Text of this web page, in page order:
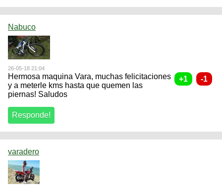
Nabuco
26-05-18 21:04
Hermosa maquina Vara, muchas felicitaciones
y a meterle kms hasta que quemen las
piernas! Saludos
varadero